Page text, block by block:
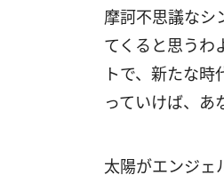
摩訶不思議なシ
てくると思う
トで、新たな
っていけば、
太陽がエンジェ